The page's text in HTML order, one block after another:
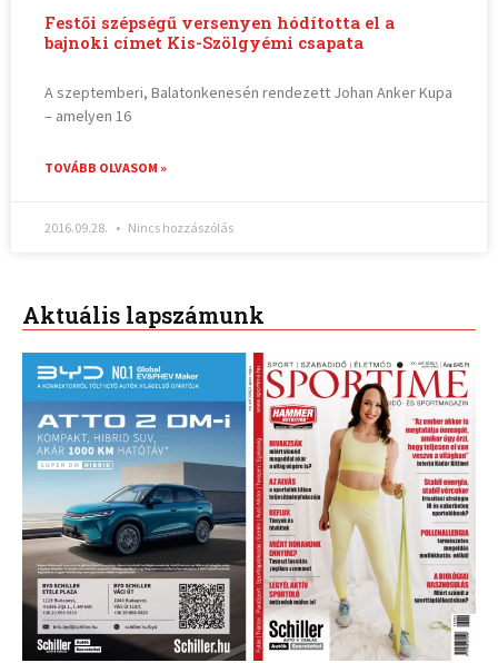
Festői szépségű versenyen hódította el a
bajnoki címet Kis-Szölgyémi csapata
A szeptemberi, Balatonkenesén rendezett Johan Anker Kupa
– amelyen 16
TOVÁBB OLVASOM »
2016.09.28. Nincs hozzászólás
Aktuális lapszámunk